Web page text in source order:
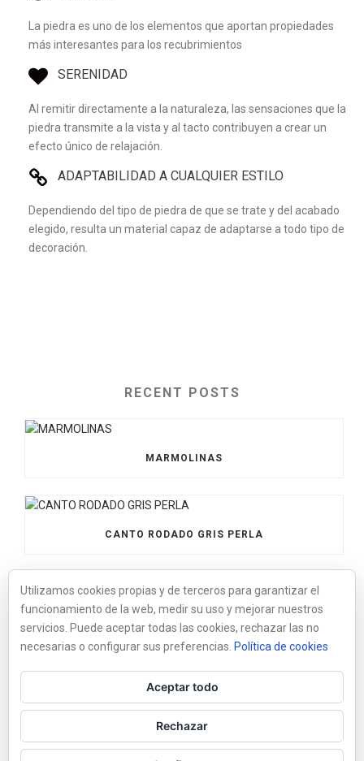
La piedra es uno de los elementos que aportan propiedades
más interesantes para los recubrimientos
SERENIDAD
Al remitir directamente a la naturaleza, las sensaciones que la
piedra transmite a la vista y al tacto contribuyen a crear un
efecto único de relajación.
ADAPTABILIDAD A CUALQUIER ESTILO
Dependiendo del tipo de piedra de que se trate y del acabado
elegido, resulta un material capaz de adaptarse a todo tipo de
decoración.
RECENT POSTS
MARMOLINAS
CANTO RODADO GRIS PERLA
BOLOS XXL NEGRO
BOLO XXL MARMOL BLANCO
Utilizamos cookies propias y de terceros para garantizar el
funcionamiento de la web, medir su uso y mejorar nuestros
servicios. Puede aceptar todas las cookies, rechazar las no
necesarias o configurar sus preferencias. Política de cookies
Aceptar todo
Rechazar